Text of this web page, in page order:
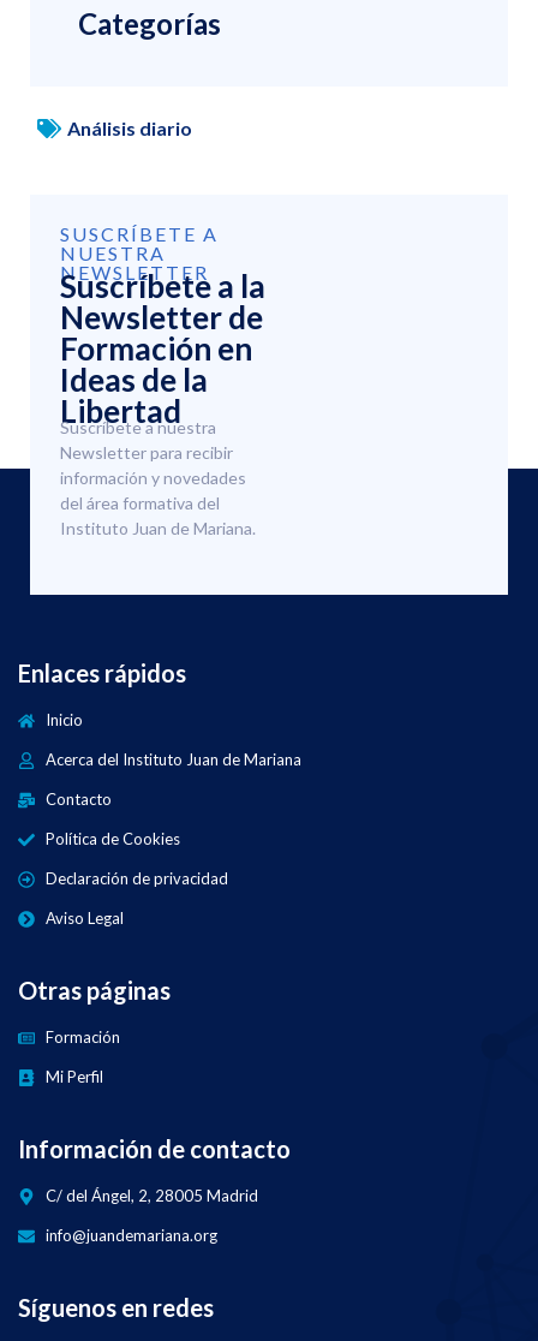
Categorías
Análisis diario
SUSCRÍBETE A
NUESTRA
NEWSLETTER
Suscríbete a la
Newsletter de
Formación en
Ideas de la
Libertad
Suscríbete a nuestra
Newsletter para recibir
información y novedades
del área formativa del
Instituto Juan de Mariana.
Enlaces rápidos
Inicio
Acerca del Instituto Juan de Mariana
Contacto
Política de Cookies
Declaración de privacidad
Aviso Legal
Otras páginas
Formación
Mi Perfil
Información de contacto
C/ del Ángel, 2, 28005 Madrid
info@juandemariana.org
Síguenos en redes